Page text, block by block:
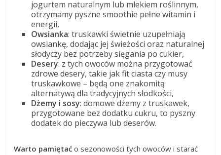
jogurtem naturalnym lub mlekiem roślinnym,
otrzymamy pyszne smoothie pełne witamin i
energii,
Owsianka: truskawki świetnie uzupełniają
owsiankę, dodając jej świeżości oraz naturalnej
słodyczy bez potrzeby sięgania po cukier,
Desery: z tych owoców można przygotować
zdrowe desery, takie jak fit ciasta czy musy
truskawkowe – będą one znakomitą
alternatywą dla tradycyjnych słodkości,
Dżemy i sosy: domowe dżemy z truskawek,
przygotowane bez dodatku cukru, to pyszny
dodatek do pieczywa lub deserów.
Warto pamiętać o sezonowości tych owoców i starać